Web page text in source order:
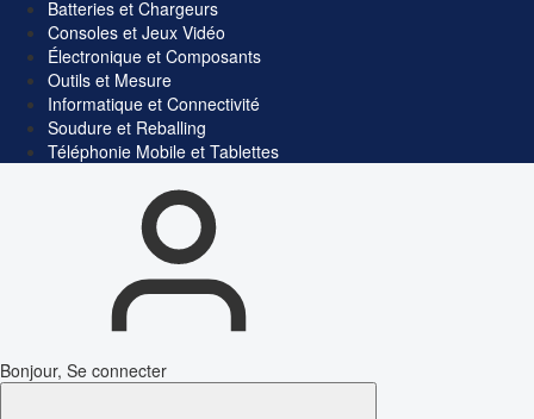
Batteries et Chargeurs
Consoles et Jeux Vidéo
Électronique et Composants
Outils et Mesure
Informatique et Connectivité
Soudure et Reballing
Téléphonie Mobile et Tablettes
Bonjour, Se connecter